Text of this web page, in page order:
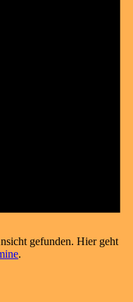
gefunden. Hier geht
.